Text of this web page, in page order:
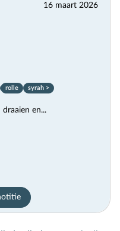
16 maart 2026
rolle syrah >
en...